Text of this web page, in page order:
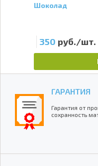
Шоколад
350 руб./шт.
ГАРАНТИЯ
Гарантия от
сохранность